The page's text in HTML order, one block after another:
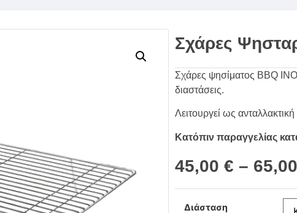
Σχάρες
Σχάρες ψησίματος BBQ
διαστάσεις.
Λειτουργεί ως
Κατόπιν παραγγελίας
45,00 € – 65,00
Διάσταση